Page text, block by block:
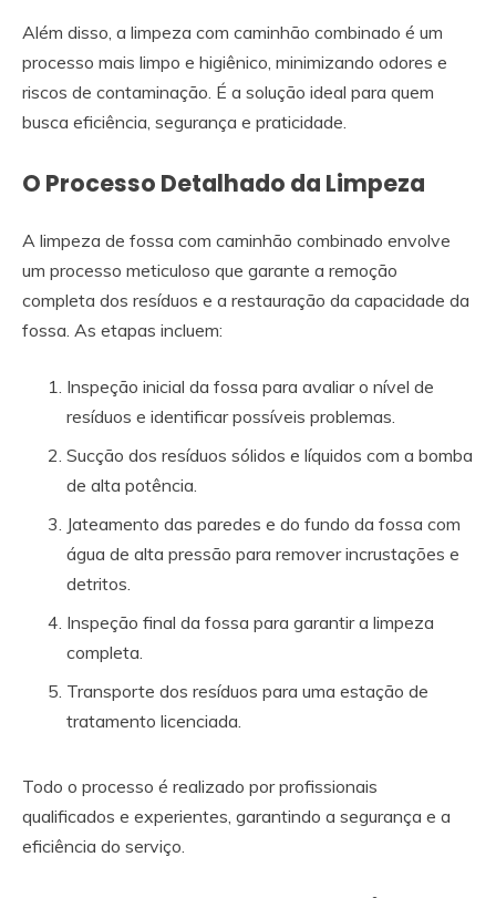
Além disso, a limpeza com caminhão combinado é um
processo mais limpo e higiênico, minimizando odores e
riscos de contaminação. É a solução ideal para quem
busca eficiência, segurança e praticidade.
O Processo Detalhado da Limpeza
A limpeza de fossa com caminhão combinado envolve
um processo meticuloso que garante a remoção
completa dos resíduos e a restauração da capacidade da
fossa. As etapas incluem:
Inspeção inicial da fossa para avaliar o nível de
resíduos e identificar possíveis problemas.
Sucção dos resíduos sólidos e líquidos com a bomba
de alta potência.
Jateamento das paredes e do fundo da fossa com
água de alta pressão para remover incrustações e
detritos.
Inspeção final da fossa para garantir a limpeza
completa.
Transporte dos resíduos para uma estação de
tratamento licenciada.
Todo o processo é realizado por profissionais
qualificados e experientes, garantindo a segurança e a
eficiência do serviço.